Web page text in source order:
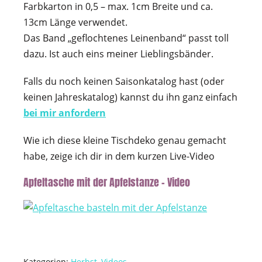
Farbkarton in 0,5 – max. 1cm Breite und ca.
13cm Länge verwendet.
Das Band „geflochtenes Leinenband“ passt toll
dazu. Ist auch eins meiner Lieblingsbänder.
Falls du noch keinen Saisonkatalog hast (oder
keinen Jahreskatalog) kannst du ihn ganz einfach
bei mir anfordern
Wie ich diese kleine Tischdeko genau gemacht
habe, zeige ich dir in dem kurzen Live-Video
Apfeltasche mit der Apfelstanze – Video